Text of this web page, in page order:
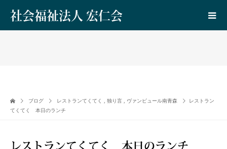
社会福祉法人 宏仁会
ブログ レストランてくてく 独り言 ヴァンピュール南青森
レストラン
てくてく 本日のランチ
レストランてくてく 本日のランチ